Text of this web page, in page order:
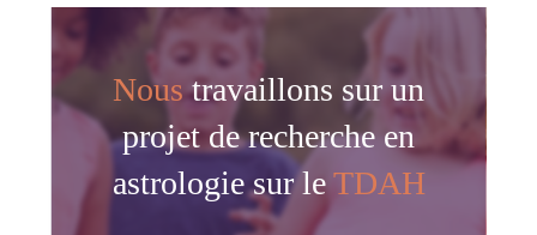
Noustravaillons sur un
projet de recherche en
astrologie sur leTDAH